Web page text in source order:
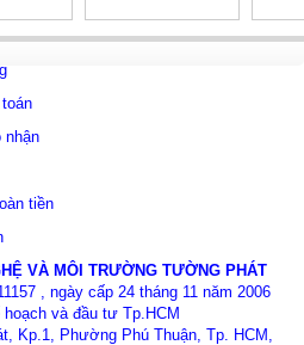
nhận
tiền
VÀ MÔI TRƯỜNG TƯỜNG PHÁT
, ngày cấp 24 tháng 11 năm 2006
hoạch và đầu tư Tp.HCM
Kp.1, Phường Phú Thuận, Tp. HCM,